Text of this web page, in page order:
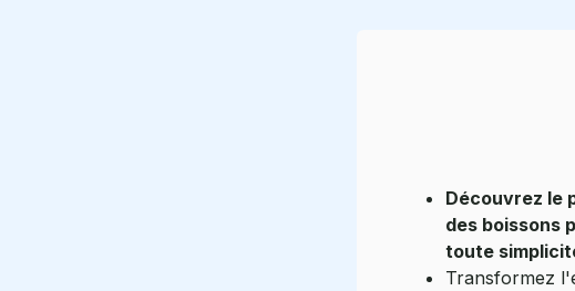
Découvrez le
des boissons
toute
Transformez